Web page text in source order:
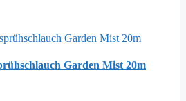
Garden Mist 20m